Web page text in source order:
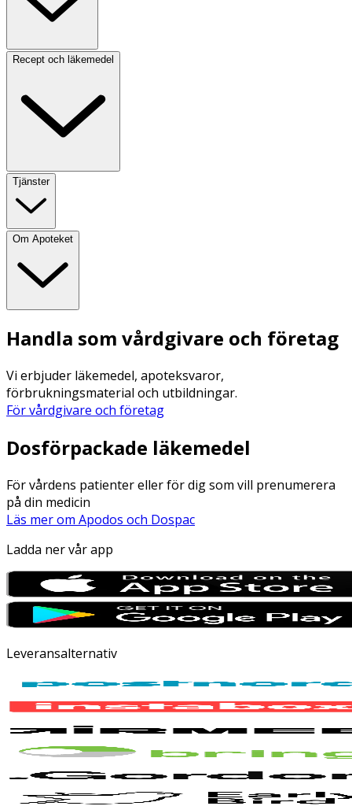
Recept och läkemedel
Tjänster
Om Apoteket
Handla som vårdgivare och företag
Vi erbjuder läkemedel, apoteksvaror,
förbrukningsmaterial och utbildningar.
För vårdgivare och företag
Dosförpackade läkemedel
För vårdens patienter eller för dig som vill prenumerera
på din medicin
Läs mer om Apodos och Dospac
Ladda ner vår app
Leveransalternativ